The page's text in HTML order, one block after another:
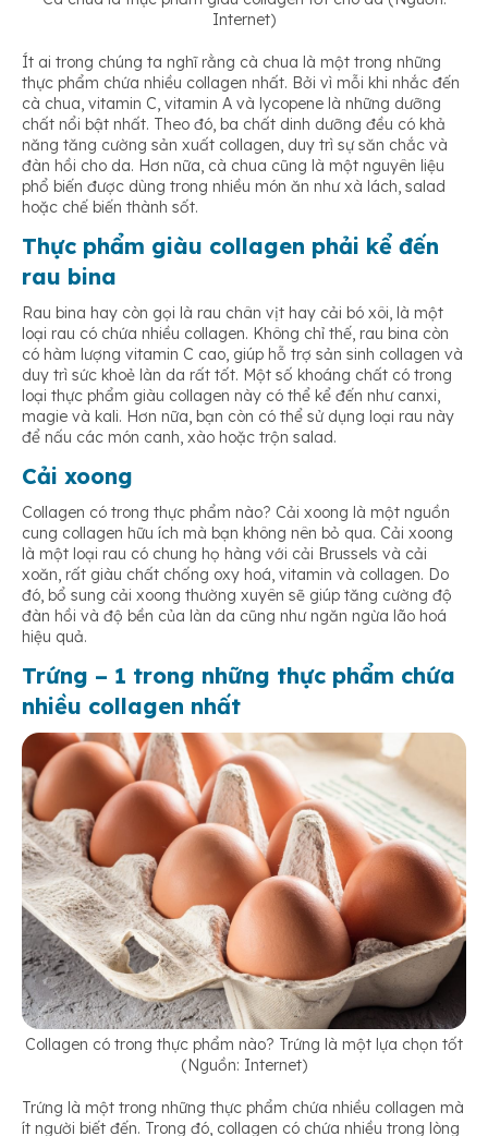
Internet)
Ít ai trong chúng ta nghĩ rằng cà chua là một trong những
thực phẩm chứa nhiều collagen nhất. Bởi vì mỗi khi nhắc đến
cà chua, vitamin C, vitamin A và lycopene là những dưỡng
chất nổi bật nhất. Theo đó, ba chất dinh dưỡng đều có khả
năng tăng cường sản xuất collagen, duy trì sự săn chắc và
đàn hồi cho da. Hơn nữa, cà chua cũng là một nguyên liệu
phổ biến được dùng trong nhiều món ăn như xà lách, salad
hoặc chế biến thành sốt.
Thực phẩm giàu collagen phải kể đến
rau bina
Rau bina hay còn gọi là rau chân vịt hay cải bó xôi, là một
loại rau có chứa nhiều collagen. Không chỉ thế, rau bina còn
có hàm lượng vitamin C cao, giúp hỗ trợ sản sinh collagen và
duy trì sức khoẻ làn da rất tốt. Một số khoáng chất có trong
loại thực phẩm giàu collagen này có thể kể đến như canxi,
magie và kali. Hơn nữa, bạn còn có thể sử dụng loại rau này
để nấu các món canh, xào hoặc trộn salad.
Cải xoong
Collagen có trong thực phẩm nào? Cải xoong là một nguồn
cung collagen hữu ích mà bạn không nên bỏ qua. Cải xoong
là một loại rau có chung họ hàng với cải Brussels và cải
xoăn, rất giàu chất chống oxy hoá, vitamin và collagen. Do
đó, bổ sung cải xoong thường xuyên sẽ giúp tăng cường độ
đàn hồi và độ bền của làn da cũng như ngăn ngừa lão hoá
hiệu quả.
Trứng – 1 trong những thực phẩm chứa
nhiều collagen nhất
Collagen có trong thực phẩm nào? Trứng là một lựa chọn tốt
(Nguồn: Internet)
Trứng là một trong những thực phẩm chứa nhiều collagen mà
ít người biết đến. Trong đó, collagen có chứa nhiều trong lòng